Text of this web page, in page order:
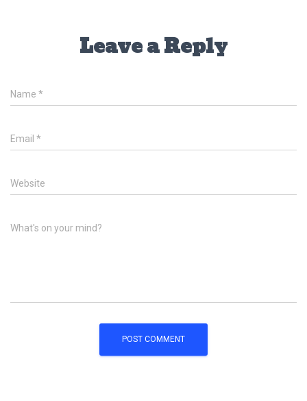
Leave a Reply
Name *
Email *
Website
What's on your mind?